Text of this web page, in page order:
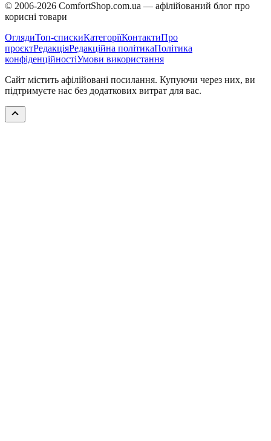
© 2006-2026 ComfortShop.com.ua — афілійований блог про
корисні товари
ОглядиТоп-спискиКатегоріїКонтактиПро
проєктРедакціяРедакційна політикаПолітика
конфіденційностіУмови використання
Сайт містить афілійовані посилання. Купуючи через них, ви
підтримуєте нас без додаткових витрат для вас.